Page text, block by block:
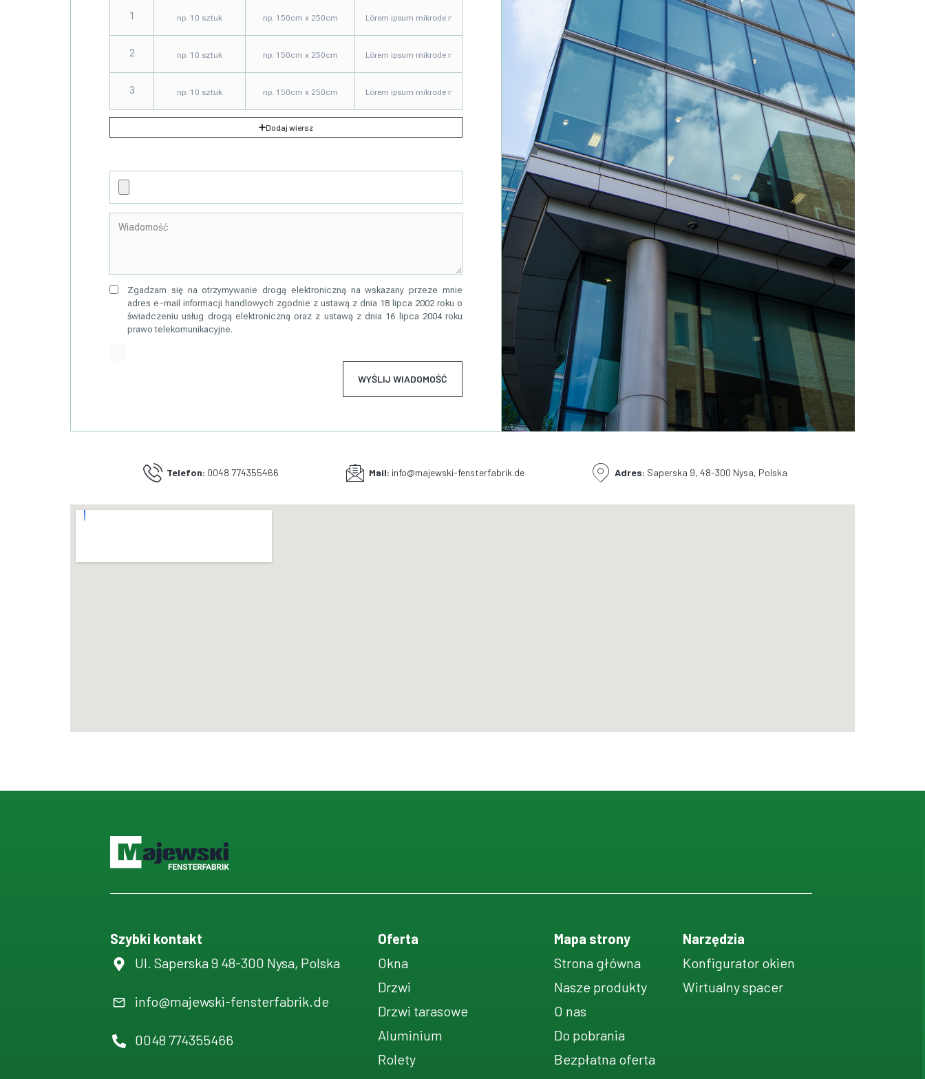
1
2
3
Dodaj wiersz
Zgadzam się na otrzymywanie drogą elektroniczną na wskazany przeze mnie
adres e-mail informacji handlowych zgodnie z ustawą z dnia 18 lipca 2002 roku o
świadczeniu usług drogą elektroniczną oraz z ustawą z dnia 16 lipca 2004 roku
prawo telekomunikacyjne.
WYŚLIJ WIADOMOŚĆ
Telefon: 0048 774355466 Mail: info@majewski-fensterfabrik.de Adres: Saperska 9, 48-300 Nysa, Polska
Szybki kontakt
Ul. Saperska 9 48-300 Nysa, Polska
info@majewski-fensterfabrik.de
0048 774355466
Oferta
Okna
Drzwi
Drzwi tarasowe
Aluminium
Rolety
Mapa strony
Strona główna
Nasze produkty
O nas
Do pobrania
Bezpłatna oferta
Narzędzia
Konfigurator okien
Wirtualny spacer